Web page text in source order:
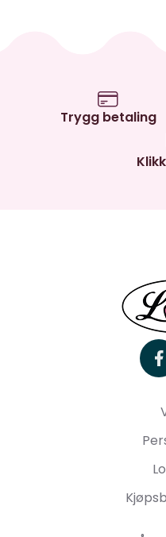
Trygg betaling